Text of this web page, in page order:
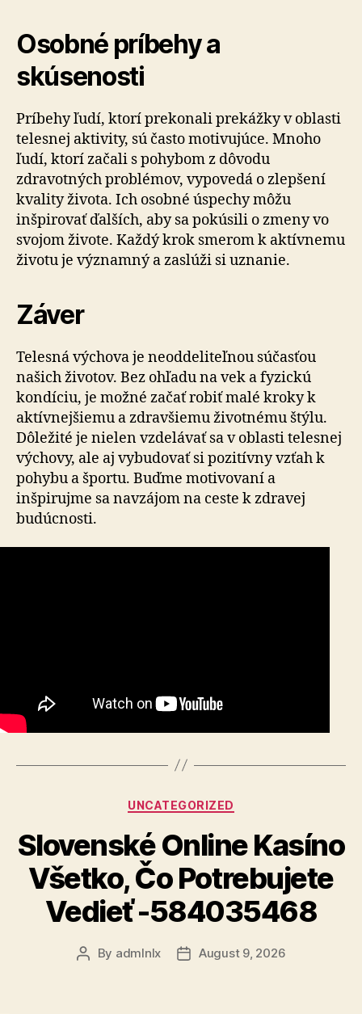
Osobné príbehy a
skúsenosti
Príbehy ľudí, ktorí prekonali prekážky v oblasti
telesnej aktivity, sú často motivujúce. Mnoho
ľudí, ktorí začali s pohybom z dôvodu
zdravotných problémov, vypovedá o zlepšení
kvality života. Ich osobné úspechy môžu
inšpirovať ďalších, aby sa pokúsili o zmeny vo
svojom živote. Každý krok smerom k aktívnemu
životu je významný a zaslúži si uznanie.
Záver
Telesná výchova je neoddeliteľnou súčasťou
našich životov. Bez ohľadu na vek a fyzickú
kondíciu, je možné začať robiť malé kroky k
aktívnejšiemu a zdravšiemu životnému štýlu.
Dôležité je nielen vzdelávať sa v oblasti telesnej
výchovy, ale aj vybudovať si pozitívny vzťah k
pohybu a športu. Buďme motivovaní a
inšpirujme sa navzájom na ceste k zdravej
budúcnosti.
Categories
UNCATEGORIZED
Slovenské Online Kasíno
Všetko, Čo Potrebujete
Vedieť -584035468
Post
By admlnlx
PostAugust 9, 2026